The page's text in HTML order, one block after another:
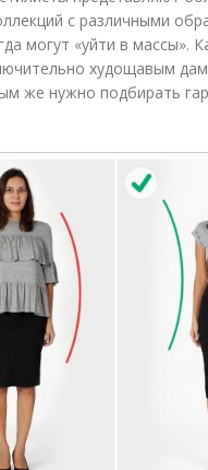
с различными
могут «уйти в массы».
худощавым
же нужно подбирать